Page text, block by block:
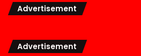
Advertisement
Advertisement